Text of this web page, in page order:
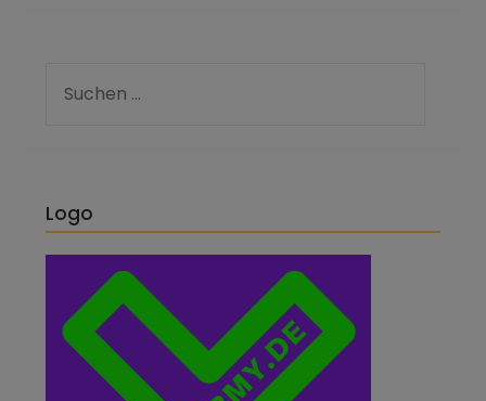
Logo